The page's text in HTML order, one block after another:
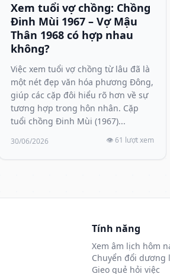
Xem tuổi vợ chồng: Chồng
Đinh Mùi 1967 – Vợ Mậu
Thân 1968 có hợp nhau
không?
Việc xem tuổi vợ chồng từ lâu đã là
một nét đẹp văn hóa phương Đông,
giúp các cặp đôi hiểu rõ hơn về sự
tương hợp trong hôn nhân. Cặp
tuổi chồng Đinh Mùi (1967)...
30/06/2026 👁️ 61 lượt xem
Tính năng
Xem âm lịch hôm
Chuyển đổi dương
Gieo quẻ hỏi việc